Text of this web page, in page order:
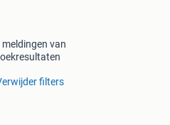
van
filters